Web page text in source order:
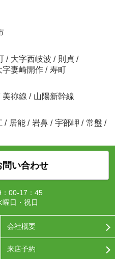
/ 大字西岐波 / 則貞 /
字妻崎開作 / 寿町
美祢線 / 山陽新幹線
/ 居能 / 岩鼻 / 宇部岬 / 常盤 /
問い合わせ
：00-17：45
曜日・祝日
会社概要
来店予約